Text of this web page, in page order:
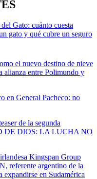
Gato: cuánto cuesta
gato y qué cubre un seguro
el nuevo destino de nieve
alianza entre Polimundo y
en General Pacheco: no
de la segunda
DE DIOS: LA LUCHA NO
Kingspan Group
referente argentino de la
expandirse en Sudamérica